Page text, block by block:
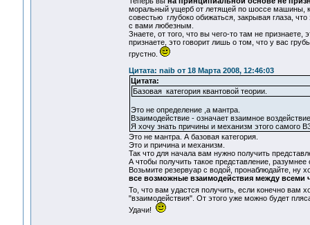
моральный ущерб от летящей по шоссе машины,
совестью глубоко обижаться, закрывая глаза,
с вами любезным.
Знаете, от того, что вы чего-то там не признаете,
признаете, это говорит лишь о том, что у вас
грустно.
Цитата: naib от 18 Марта 2008, 12:46:03
Цитата:
Базовая категория квантовой теории.
Это не определение ,а мантра.
Взаимодействие - означает взаимное
Я хочу знать причины и механизм этого
Это не мантра. А базовая категория.
Это и причина и механизм.
Так что для начала вам нужно получить
А чтобы получить такое представление,
Возьмите резервуар с водой, пронаблюдайте, ну
все возможные взаимодействия между
То, что вам удастся получить, если конечно вам
"взаимодействия". От этого уже можно будет
Удачи!